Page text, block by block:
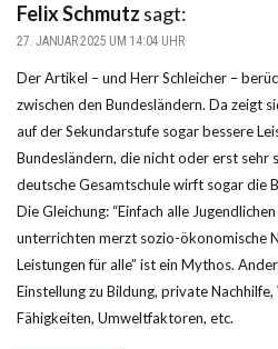
Felix Schmutz sagt:
27. JANUAR 2025 UM 14:04 UHR
Der Artikel – und Herr Schleicher –
zwischen den Bundesländern. Da zeigt
auf der Sekundarstufe sogar bessere
Bundesländern, die nicht oder erst sehr
deutsche Gesamtschule wirft sogar die
Die Gleichung: “Einfach alle
unterrichten merzt sozio-ökonomische
Leistungen für alle” ist ein Mythos.
Einstellung zu Bildung, private
Fähigkeiten, Umweltfaktoren, etc.